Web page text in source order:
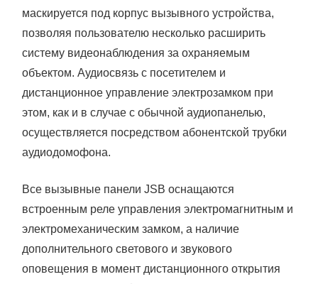
маскируется под корпус вызывного устройства,
позволяя пользователю несколько расширить
систему видеонаблюдения за охраняемым
объектом. Аудиосвязь с посетителем и
дистанционное управление электрозамком при
этом, как и в случае с обычной аудиопанелью,
осуществляется посредством абонентской трубки
аудиодомофона.
Все вызывные панели JSB оснащаются
встроенным реле управления электромагнитным и
электромеханическим замком, а наличие
дополнительного светового и звукового
оповещения в момент дистанционного открытия